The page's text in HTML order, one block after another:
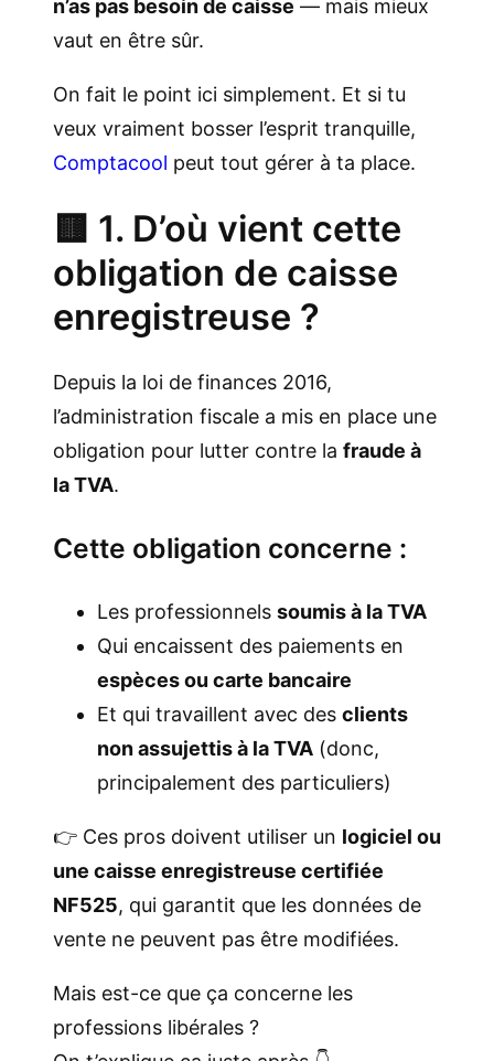
n’as pas besoin de caisse — mais mieux
vaut en être sûr.
On fait le point ici simplement. Et si tu
veux vraiment bosser l’esprit tranquille,
Comptacool peut tout gérer à ta place.
🟨 1. D’où vient cette
obligation de caisse
enregistreuse ?
Depuis la loi de finances 2016,
l’administration fiscale a mis en place une
obligation pour lutter contre la fraude à
la TVA.
Cette obligation concerne :
Les professionnels soumis à la TVA
Qui encaissent des paiements en
espèces ou carte bancaire
Et qui travaillent avec des clients
non assujettis à la TVA (donc,
principalement des particuliers)
👉 Ces pros doivent utiliser un logiciel ou
une caisse enregistreuse certifiée
NF525, qui garantit que les données de
vente ne peuvent pas être modifiées.
Mais est-ce que ça concerne les
professions libérales ?